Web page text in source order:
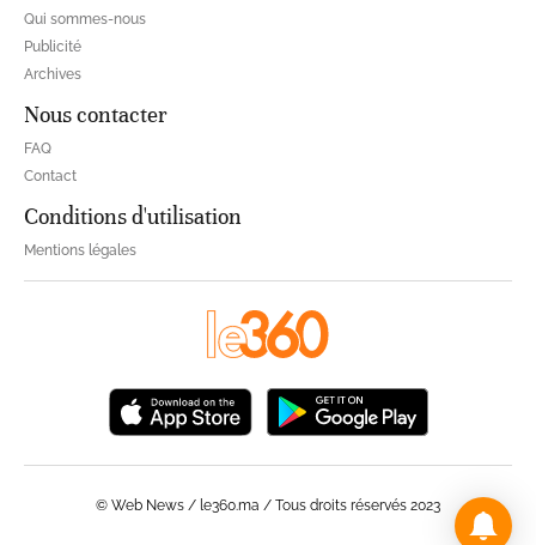
Qui sommes-nous
Publicité
Archives
Nous contacter
FAQ
Contact
Conditions d'utilisation
Mentions légales
© Web News / le360.ma / Tous droits réservés 2023